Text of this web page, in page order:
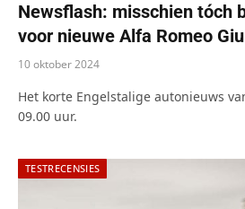
Newsflash: misschien tóch
voor nieuwe Alfa Romeo
10 oktober 2024
Het korte Engelstalige autonieuws
09.00 uur.
TESTRECENSIES